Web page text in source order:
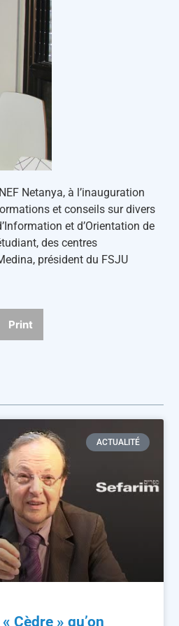
Netanya, à l’inauguration
et conseils sur divers
et d’Orientation de
des centres
président du FSJU
Print
ACTUALITÉ
Cèdre » qu’on